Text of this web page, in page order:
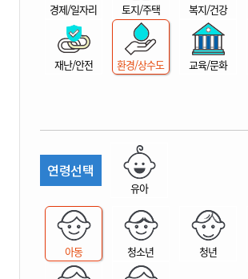
산
경제/일자리 토지/주택 복지/건강
재난/안전 환경/상수도 교육/문화
연령선택
유아
아동 청소년 청년